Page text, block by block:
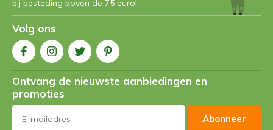
bij besteding boven de 75 euro!
Volg ons
Ontvang de nieuwste aanbiedingen en
promoties
Abonneer